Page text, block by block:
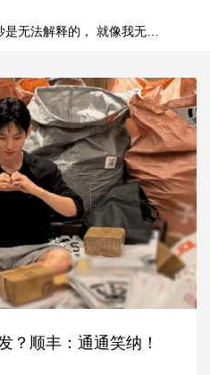
是无法解释的， 就像我无…
？顺丰：通通笑纳！